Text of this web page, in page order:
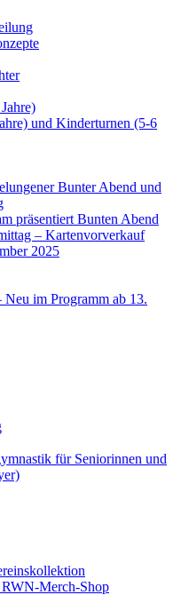
und Kinderturnen (5-6
Bunter Abend und
präsentiert Bunten Abend
– Kartenvorverkauf
2025
im Programm ab 13.
für Seniorinnen und
Merch-Shop